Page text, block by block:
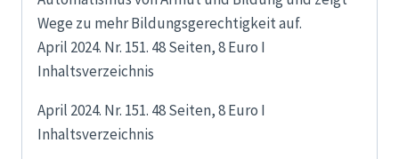
Wege zu mehr Bildungsgerechtigkeit auf.
April 2024. Nr. 151. 48 Seiten, 8 Euro I
Inhaltsverzeichnis
April 2024. Nr. 151. 48 Seiten, 8 Euro I
Inhaltsverzeichnis